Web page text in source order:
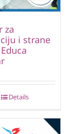
za
i strane
Details